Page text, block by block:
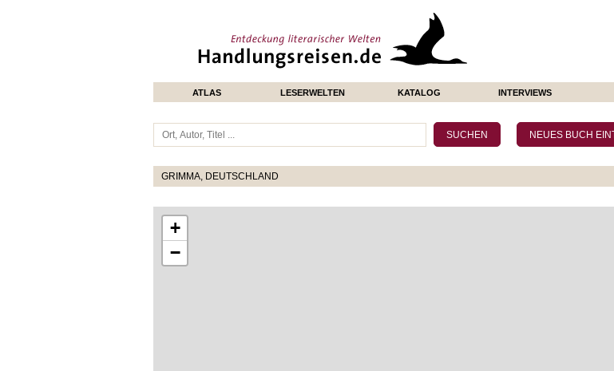
ATLAS LESERWELTEN KATALOG INTERVIEWS
GRIMMA, DEUTSCHLAND
+
−